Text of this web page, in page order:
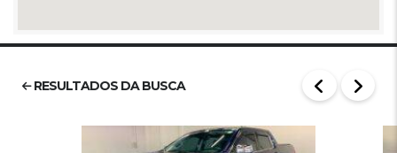
RESULTADOS DA BUSCA